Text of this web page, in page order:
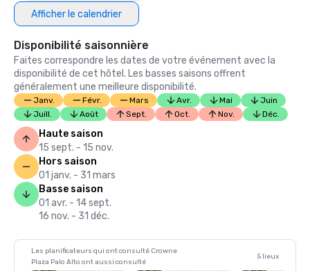
Afficher le calendrier
Disponibilité saisonnière
Faites correspondre les dates de votre événement avec la
disponibilité de cet hôtel. Les basses saisons offrent
généralement une meilleure disponibilité.
Janv. Févr. Mars Avr. Mai
Juin
Juill.
Août Sept. Oct. Nov. Déc.
Haute saison
15 sept. - 15 nov.
Hors saison
01 janv. - 31 mars
Basse saison
01 avr. - 14 sept.
16 nov. - 31 déc.
Les planificateurs qui ont consulté Crowne
Plaza Palo Alto ont aussi consulté
5 lieux